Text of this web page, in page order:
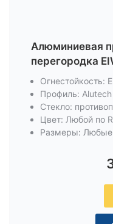
Алюминиевая
перегородка
Огнестойкость:
Профиль: Alutech
Стекло:
Цвет: Любой по
Размеры: Любые